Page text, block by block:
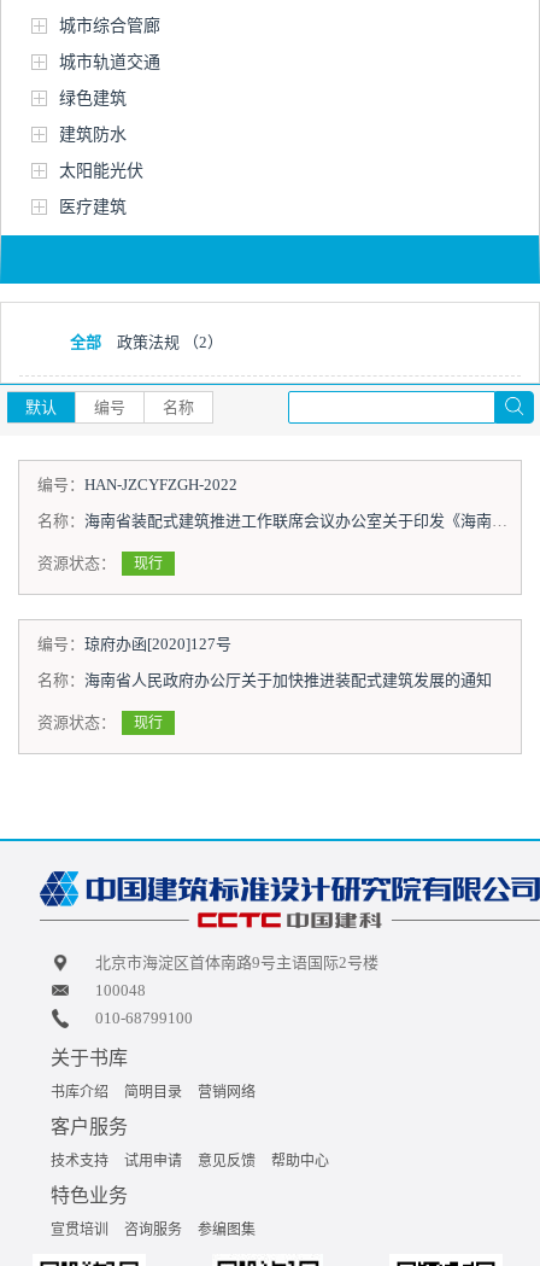
城市综合管廊
城市轨道交通
绿色建筑
建筑防水
太阳能光伏
医疗建筑
全部 政策法规 （2）
默认 编号 名称
编号： HAN-JZCYFZGH-2022
名称： 海南省装配式建筑推进工作联席会议办公室关于印发《海南省装配式建筑产业发展规划（2022-2030）》的通知
资源状态： 现行
编号： 琼府办函[2020]127号
名称： 海南省人民政府办公厅关于加快推进装配式建筑发展的通知
资源状态： 现行
北京市海淀区首体南路9号主语国际2号楼
100048
010-68799100
关于书库
书库介绍 简明目录 营销网络
客户服务
技术支持 试用申请 意见反馈 帮助中心
特色业务
宣贯培训 咨询服务 参编图集